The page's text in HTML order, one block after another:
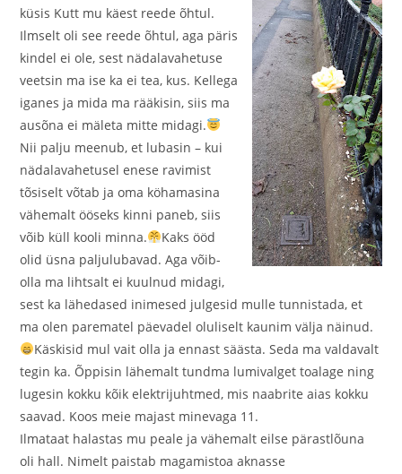
küsis Kutt mu käest reede õhtul.
Ilmselt oli see reede õhtul, aga päris
kindel ei ole, sest nädalavahetuse
veetsin ma ise ka ei tea, kus. Kellega
iganes ja mida ma rääkisin, siis ma
ausõna ei mäleta mitte midagi.
Nii palju meenub, et lubasin – kui
nädalavahetusel enese ravimist
tõsiselt võtab ja oma köhamasina
vähemalt ööseks kinni paneb, siis
võib küll kooli minna.
Kaks ööd
olid üsna paljulubavad. Aga võib-
olla ma lihtsalt ei kuulnud midagi,
sest ka lähedased inimesed julgesid mulle tunnistada, et
ma olen parematel päevadel oluliselt kaunim välja näinud.
Käskisid mul vait olla ja ennast säästa. Seda ma valdavalt
tegin ka. Õppisin lähemalt tundma lumivalget toalage ning
lugesin kokku kõik elektrijuhtmed, mis naabrite aias kokku
saavad. Koos meie majast minevaga 11.
Ilmataat halastas mu peale ja vähemalt eilse pärastlõuna
oli hall. Nimelt paistab magamistoa aknasse